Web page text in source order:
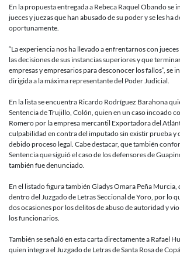
En la propuesta entregada a Rebeca Raquel Obando se
jueces y juezas que han abusado de su poder y se les ha
oportunamente.
“La experiencia nos ha llevado a enfrentarnos con
las decisiones de sus instancias superiores y que
empresas y empresarios para desconocer los fallos”, se
dirigida a la máxima representante del Poder Judicial.
En la lista se encuentra Ricardo Rodríguez Barahona
Sentencia de Trujillo, Colón, quien en un caso incoado
Romero por la empresa mercantil Exportadora del
culpabilidad en contra del imputado sin existir prueba y
debido proceso legal. Cabe destacar, que también
Sentencia que siguió el caso de los defensores de
también fue denunciado.
En el listado figura también Gladys Omara Peña Murcia,
dentro del Juzgado de Letras Seccional de Yoro, por lo
dos ocasiones por los delitos de abuso de autoridad y
los funcionarios.
También se señaló en esta carta directamente a Rafael
quien integra el Juzgado de Letras de Santa Rosa de